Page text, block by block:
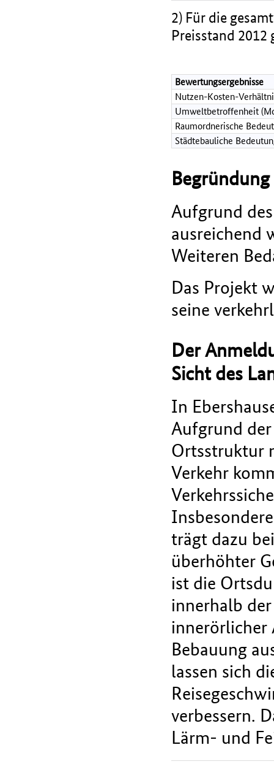
2) Für die
Preisstand 2012
Bewertungsergebnisse
Nutzen-Kosten-
Umweltbetroffenheit
Raumordnerische
Städtebauliche
Aufgrund
ausreichend
Weiteren
Das Projekt
seine
Der
Sicht des
In
Aufgrund
Ortsstruktur
Verkehr
trägt dazu
überhöhter
ist die
innerhalb
innerörlicher
Bebauung
lassen sich
verbessern.
Lärm- und